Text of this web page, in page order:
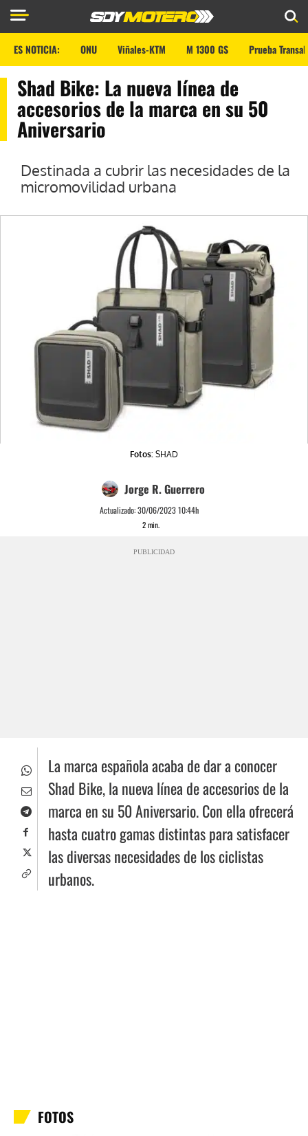
ES NOTICIA: ONU Viñales-KTM M 1300 GS Prueba
Shad Bike: La nueva línea de
accesorios de la marca en su 50
Aniversario
Destinada a cubrir las necesidades de la
micromovilidad urbana
Fotos: SHAD
Jorge R. Guerrero
Actualizado:30/06/2023 10:44h
2min.
PUBLICIDAD
La marca española acaba de dar a conocer
Shad Bike, la nueva línea de accesorios de la
marca en su 50 Aniversario. Con ella ofrecerá
hasta cuatro gamas distintas para satisfacer
las diversas necesidades de los ciclistas
urbanos.
FOTOS